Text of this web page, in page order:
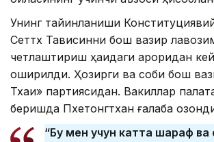
Унинг тайинланиши
Сеттх Тависинни бош вазир
четлаштириш ҳақидаги қароридан
оширилди. Ҳозирги ва собиқ бош
Тхаи» партиясидан. Вакиллар
беришда Пхетонгтхан ғалаба
“Бу мен учун катта шараф